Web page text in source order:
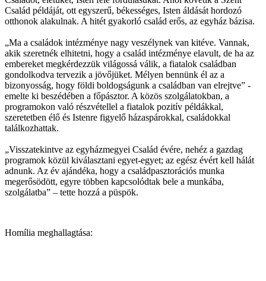
Család példáját, ott egyszerű, békességes, Isten áldását hordozó
otthonok alakulnak. A hitét gyakorló család erős, az egyház bázisa.
„Ma a családok intézménye nagy veszélynek van kitéve. Vannak,
akik szeretnék elhitetni, hogy a család intézménye elavult, de ha az
embereket megkérdezzük világossá válik, a fiatalok családban
gondolkodva tervezik a jövőjüket. Mélyen bennünk él az a
bizonyosság, hogy földi boldogságunk a családban van elrejtve” -
emelte ki beszédében a főpásztor. A közös szolgálatokban, a
programokon való részvétellel a fiatalok pozitív példákkal,
szeretetben élő és Istenre figyelő házaspárokkal, családokkal
találkozhattak.
„Visszatekintve az egyházmegyei Család évére, nehéz a gazdag
programok közül kiválasztani egyet-egyet; az egész évért kell hálát
adnunk. Az év ajándéka, hogy a családpasztorációs munka
megerősödött, egyre többen kapcsolódtak bele a munkába,
szolgálatba” – tette hozzá a püspök.
Homília meghallagtása: